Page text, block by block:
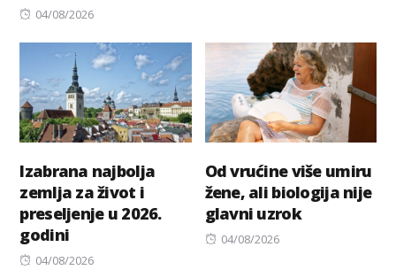
Posted
04/08/2026
Izabrana najbolja
zemlja za život i
preseljenje u 2026.
godini
Posted
04/08/2026
Od vrućine više umiru
žene, ali biologija nije
glavni uzrok
Posted
04/08/2026